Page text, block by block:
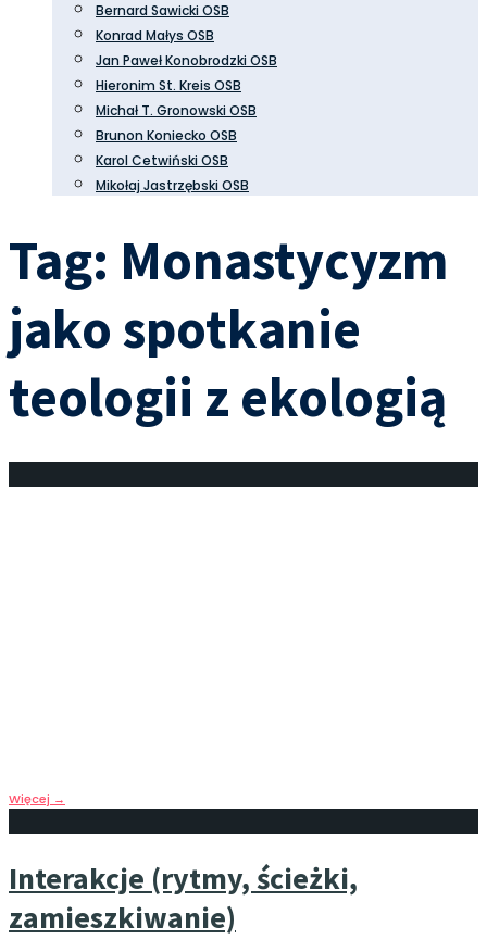
Bernard Sawicki OSB
Konrad Małys OSB
Jan Paweł Konobrodzki OSB
Hieronim St. Kreis OSB
Michał T. Gronowski OSB
Brunon Koniecko OSB
Karol Cetwiński OSB
Mikołaj Jastrzębski OSB
Tag: Monastycyzm
jako spotkanie
teologii z ekologią
Więcej →
Interakcje (rytmy, ścieżki,
zamieszkiwanie)